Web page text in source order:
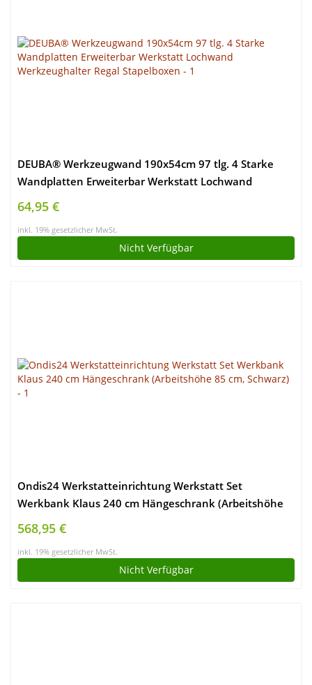
DEUBA® Werkzeugwand 190x54cm 97 tlg. 4 Starke
Wandplatten Erweiterbar Werkstatt Lochwand
Werkzeughalter Regal Stapelboxen
64,95 €
inkl. 19% gesetzlicher MwSt.
Nicht Verfügbar
Ondis24 Werkstatteinrichtung Werkstatt Set
Werkbank Klaus 240 cm Hängeschrank (Arbeitshöhe
85 cm, Schwarz)
568,95 €
inkl. 19% gesetzlicher MwSt.
Nicht Verfügbar